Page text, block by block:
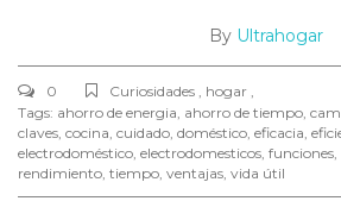
By Ultrahogar
0
Curiosidades , hogar ,
Tags: ahorro de energia ahorro de tiempo
claves cocina cuidado doméstico eficacia
electrodoméstico electrodomesticos funciones
rendimiento tiempo ventajas vida útil